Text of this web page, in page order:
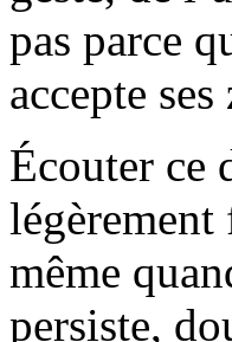
pas parce
accepte
Écouter ce
même
persiste,